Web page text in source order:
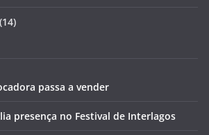
(14)
passa a vender
presença no Festival de Interlagos